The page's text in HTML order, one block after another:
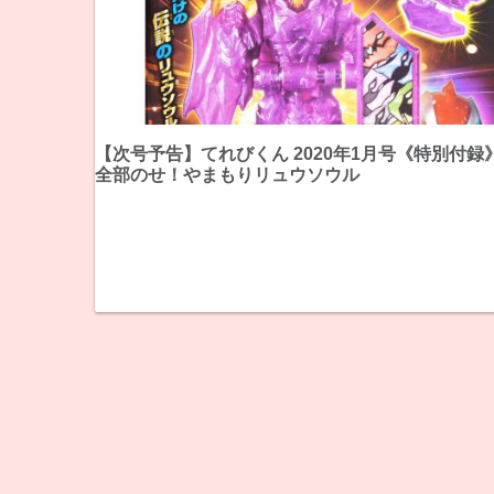
【次号予告】てれびくん 2020年1月号《特別付録
全部のせ！やまもりリュウソウル